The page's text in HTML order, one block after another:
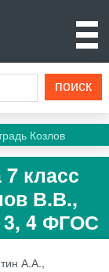
Козлов
класс
В.В.,
3, 4 ФГОС
А.А.,